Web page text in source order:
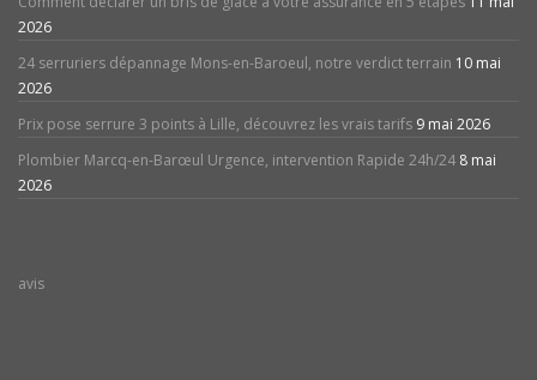
2026
24 serruriers dépannage Mons-en-Baroeul, notre verdict terrain 10 mai
2026
Prix pose serrure 3 points à Lille, découvrez les vrais tarifs 9 mai 2026
Plombier Marcq-en-Barœul Urgence, intervention Rapide 24h/24 8 mai
2026
avis